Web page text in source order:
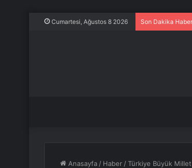
Cumartesi, Ağustos 8 2026 Son Dakika
Anasayfa / Haber /Türkiye Büyük Millet